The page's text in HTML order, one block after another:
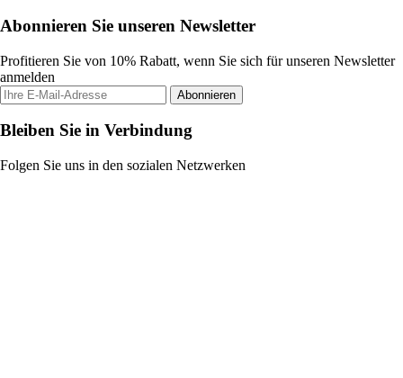
Abonnieren Sie unseren Newsletter
Profitieren Sie von 10% Rabatt, wenn Sie sich für unseren Newsletter
anmelden
Abonnieren
Bleiben Sie in Verbindung
Folgen Sie uns in den sozialen Netzwerken